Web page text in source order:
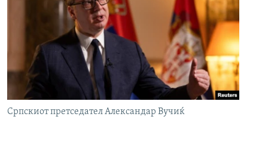
Српскиот претседател Александар Вучиќ